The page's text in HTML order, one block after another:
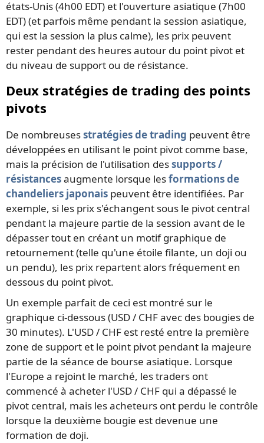
états-Unis (4h00 EDT) et l'ouverture asiatique (7h00
EDT) (et parfois même pendant la session asiatique,
qui est la session la plus calme), les prix peuvent
rester pendant des heures autour du point pivot et
du niveau de support ou de résistance.
Deux stratégies de trading des points
pivots
De nombreusesstratégies de trading peuvent être
développées en utilisant le point pivot comme base,
mais la précision de l'utilisation dessupports /
résistancesaugmente lorsque lesformations de
chandeliers japonais peuvent être identifiées. Par
exemple, si les prix s'échangent sous le pivot central
pendant la majeure partie de la session avant de le
dépasser tout en créant un motif graphique de
retournement (telle qu'une étoile filante, un doji ou
un pendu), les prix repartent alors fréquement en
dessous du point pivot.
Un exemple parfait de ceci est montré sur le
graphique ci-dessous (USD / CHF avec des bougies de
30 minutes). L'USD / CHF est resté entre la première
zone de support et le point pivot pendant la majeure
partie de la séance de bourse asiatique. Lorsque
l'Europe a rejoint le marché, les traders ont
commencé à acheter l'USD / CHF qui a dépassé le
pivot central, mais les acheteurs ont perdu le contrôle
lorsque la deuxième bougie est devenue une
formation de doji.